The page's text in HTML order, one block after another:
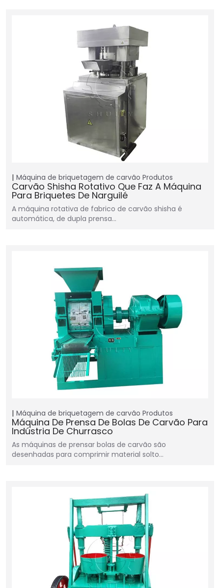
Máquina de briquetagem de carvão Produtos
Carvão Shisha Rotativo Que Faz A Máquina
Para Briquetes De Narguilé
A máquina rotativa de fabrico de carvão shisha é
automática, de dupla prensa…
Máquina de briquetagem de carvão Produtos
Máquina De Prensa De Bolas De Carvão Para
Indústria De Churrasco
As máquinas de prensar bolas de carvão são
desenhadas para comprimir material solto…